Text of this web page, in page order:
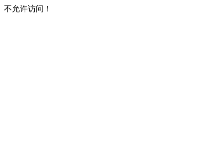
不允许访问！